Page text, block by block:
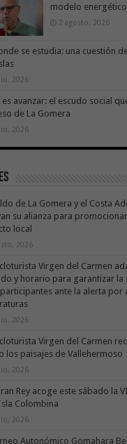
modelo energético
2 agosto, 2026
se estudia: una cuestión
2026
es avanzar: el escudo social
de La Gomera
2026
de La Gomera y el Costa
su alianza para
local
2026
Virgen del Carmen
y horario para garantizar la
ante la alerta por
2026
Virgen del Carmen
los paisajes de Vallehermoso
2026
Rey acoge este sábado la
Colombina
2026
Autonómico Gomahara